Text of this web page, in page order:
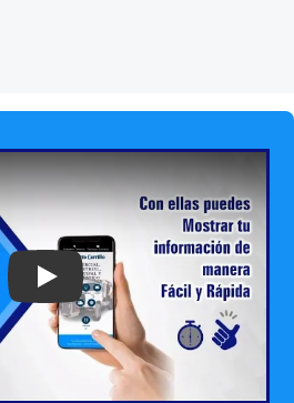
Play: Keynote (Google I/O '18)